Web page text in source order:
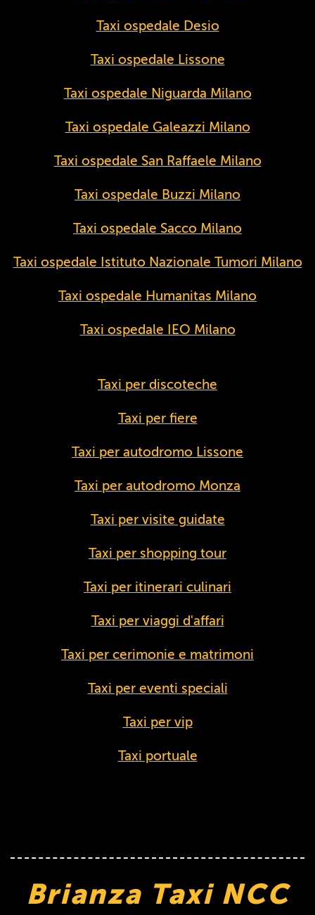
Taxi ospedale Desio
Taxi ospedale Lissone
Taxi ospedale Niguarda Milano
Taxi ospedale Galeazzi Milano
Taxi ospedale San Raffaele Milano
Taxi ospedale Buzzi Milano
Taxi ospedale Sacco Milano
Taxi ospedale Istituto Nazionale Tumori Milano
Taxi ospedale Humanitas Milano
Taxi ospedale IEO Milano
Taxi per discoteche
Taxi per fiere
Taxi per autodromo Lissone
Taxi per autodromo Monza
Taxi per visite guidate
Taxi per shopping tour
Taxi per itinerari culinari
Taxi per viaggi d'affari
Taxi per cerimonie e matrimoni
Taxi per eventi speciali
Taxi per vip
Taxi portuale
Brianza Taxi NCC